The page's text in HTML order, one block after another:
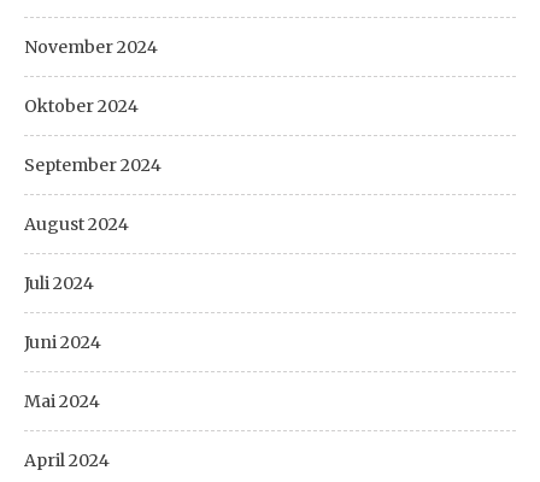
November 2024
Oktober 2024
September 2024
August 2024
Juli 2024
Juni 2024
Mai 2024
April 2024